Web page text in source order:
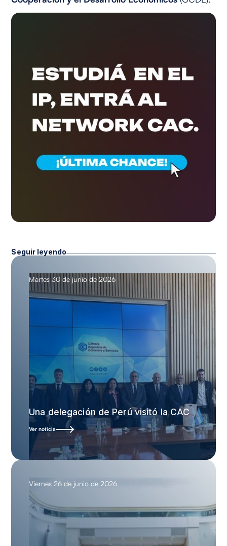
Seguir leyendo
Martes 30 de junio de 2026
Una delegación de Perú visitó la CAC
Ver noticia
Viernes 26 de junio de 2026